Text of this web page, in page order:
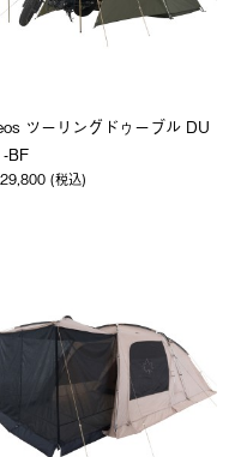
ツーリングドゥーブル DU
BF
(税込)